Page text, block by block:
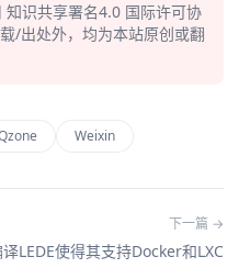
知识共享署名4.0 国际许可协
/出处外，均为本站原创或翻
Weixin
下一篇 →
LEDE使得其支持Docker和LXC